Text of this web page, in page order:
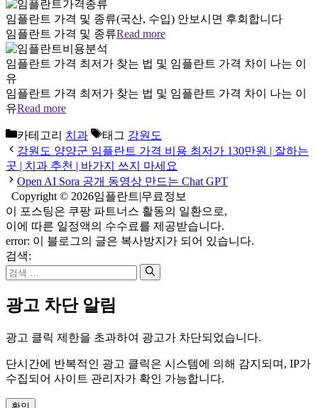
임플란트 가격 및 종류(국산, 수입) 안보시면 후회합니다
임플란트 가격 및 종류Read more
임플란트 가격 최저가 찾는 법 및 임플란트 가격 차이 나는 이
유
임플란트 가격 최저가 찾는 법 및 임플란트 가격 차이 나는 이
유Read more
카테고리 치과 태그 강원도
강원도 양양군 임플란트 가격 비용 최저가 130만원 | 잘하는
곳 | 치과 추천 | 바가지 쓰지 마세요
Open AI Sora 공개 동영상 만드는 Chat GPT
Copyright © 2026임플란트|무료정보
이 포스팅은 쿠팡 파트너스 활동의 일환으로,
이에 따른 일정액의 수수료를 제공받습니다.
error: 이 블로그의 글은 복사방지가 되어 있습니다.
검색:
광고 차단 알림
광고 클릭 제한을 초과하여 광고가 차단되었습니다.
단시간에 반복적인 광고 클릭은 시스템에 의해 감지되며, IP가
수집되어 사이트 관리자가 확인 가능합니다.